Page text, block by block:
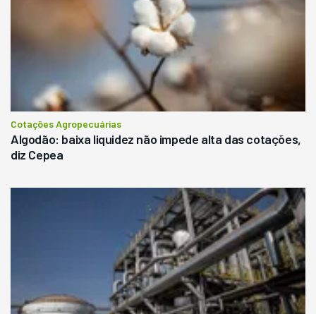
Cotações Agropecuárias
Algodão: baixa liquidez não impede alta das cotações,
diz Cepea